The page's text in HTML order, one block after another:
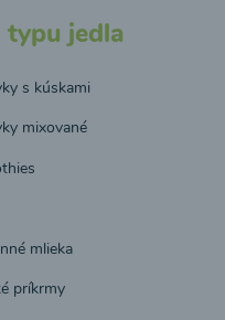
typu jedla
s kúskami
mixované
mlieka
príkrmy